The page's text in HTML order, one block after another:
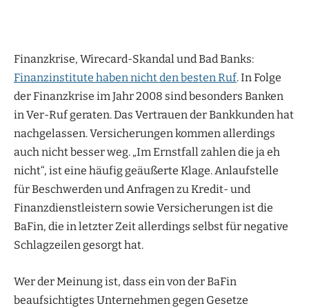
Finanzkrise, Wirecard-Skandal und Bad Banks:
Finanzinstitute haben nicht den besten Ruf. In Folge
der Finanzkrise im Jahr 2008 sind besonders Banken
in Ver-Ruf geraten. Das Vertrauen der Bankkunden hat
nachgelassen. Versicherungen kommen allerdings
auch nicht besser weg. „Im Ernstfall zahlen die ja eh
nicht“, ist eine häufig geäußerte Klage. Anlaufstelle
für Beschwerden und Anfragen zu Kredit- und
Finanzdienstleistern sowie Versicherungen ist die
BaFin, die in letzter Zeit allerdings selbst für negative
Schlagzeilen gesorgt hat.
Wer der Meinung ist, dass ein von der BaFin
beaufsichtigtes Unternehmen gegen Gesetze